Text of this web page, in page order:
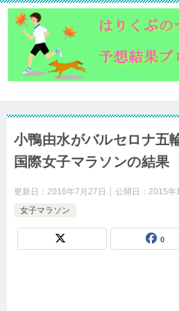
小鴨由水がバルセロナ五
国際女子マラソンの結果
更新日： 2016年7月27日 公開日： 2015年
女子マラソン
0